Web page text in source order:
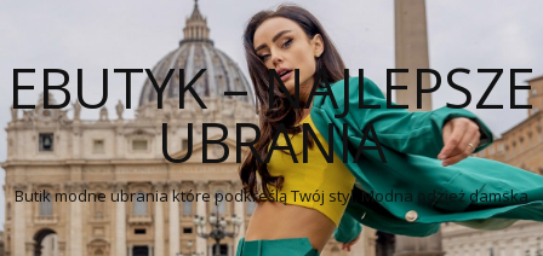
EBUTYK – NAJLEPSZE
UBRANIA
Butik modne ubrania które podkreślą Twój styl. Modna odzież damska